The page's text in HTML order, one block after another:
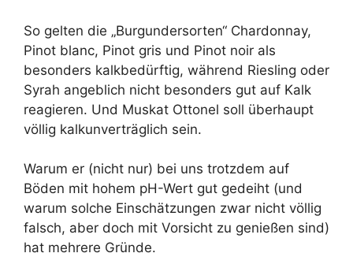
So gelten die „Burgundersorten“ Chardonnay,
Pinot blanc, Pinot gris und Pinot noir als
besonders kalkbedürftig, während Riesling oder
Syrah angeblich nicht besonders gut auf Kalk
reagieren. Und Muskat Ottonel soll überhaupt
völlig kalkunverträglich sein.
Warum er (nicht nur) bei uns trotzdem auf
Böden mit hohem pH-Wert gut gedeiht (und
warum solche Einschätzungen zwar nicht völlig
falsch, aber doch mit Vorsicht zu genießen sind)
hat mehrere Gründe.